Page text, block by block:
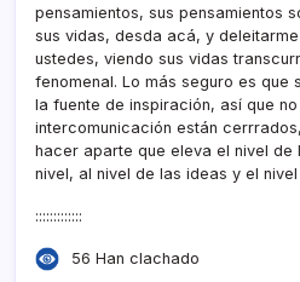
pensamientos, sus pensamientos
sus vidas, desda acá, y
ustedes, viendo sus vidas
fenomenal. Lo más seguro es que
la fuente de inspiración, así­ que
intercomunicación están
hacer aparte que eleva el nivel de
nivel, al nivel de las ideas y el
:::::::::::::
56 Han clachado